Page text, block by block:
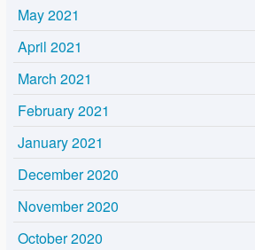
May 2021
April 2021
March 2021
February 2021
January 2021
December 2020
November 2020
October 2020